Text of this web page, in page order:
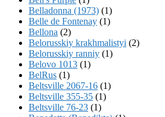
Belladonna (1973) (1)
Belle de Fontenay (1)
Bellona (2)
Belorusskiy krakhmalistyi (2)
Belorusskiy ranniy (1)
Belovo 1013 (1)
BelRus (1)
Beltsville 2067-16 (1)
Beltsville 355-35 (1)
Beltsville 76-23 (1)